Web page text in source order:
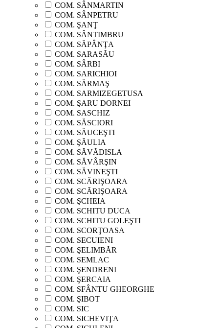
COM. SÂNMARTIN
COM. SÂNPETRU
COM. ŞANŢ
COM. SÂNTIMBRU
COM. SĂPÂNŢA
COM. SARASĂU
COM. SÂRBI
COM. SARICHIOI
COM. SĂRMAŞ
COM. SARMIZEGETUSA
COM. ŞARU DORNEI
COM. SASCHIZ
COM. SĂSCIORI
COM. SĂUCEŞTI
COM. ŞĂULIA
COM. SĂVĂDISLA
COM. SĂVÂRŞIN
COM. SĂVINEŞTI
COM. SCĂRIŞOARA
COM. SCĂRIŞOARA
COM. ŞCHEIA
COM. SCHITU DUCA
COM. SCHITU GOLEŞTI
COM. SCORŢOASA
COM. SECUIENI
COM. ŞELIMBĂR
COM. SEMLAC
COM. ŞENDRENI
COM. ŞERCAIA
COM. SFÂNTU GHEORGHE
COM. ŞIBOT
COM. SIC
COM. SICHEVIŢA